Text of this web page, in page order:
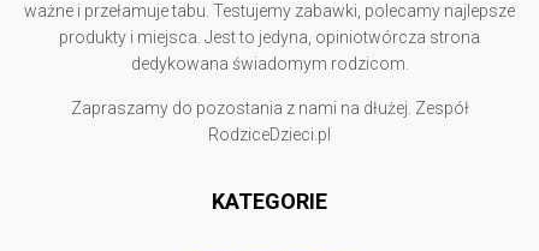
ważne i przełamuje tabu. Testujemy zabawki, polecamy najlepsze
produkty i miejsca. Jest to jedyna, opiniotwórcza strona
dedykowana świadomym rodzicom.
Zapraszamy do pozostania z nami na dłużej. Zespół
RodziceDzieci.pl
KATEGORIE